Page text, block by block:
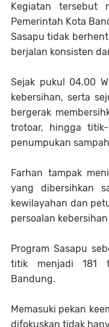
Kegiatan tersebut
Pemerintah Kota
Sasapu tidak
berjalan konsisten
Sejak pukul 04.00
kebersihan, serta
bergerak
trotoar, hingga
penumpukan
Farhan tampak
yang dibersihkan
kewilayahan dan
persoalan
Program Sasapu
titik menjadi 181
Bandung.
Memasuki pekan
difokuskan tidak